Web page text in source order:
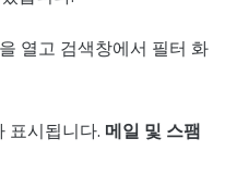
열고 검색창에서 필터 화
표시됩니다. 메일 및 스팸